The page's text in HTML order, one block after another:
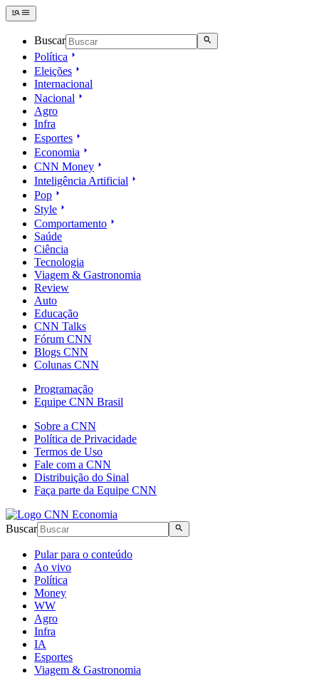
Buscar
Política
Eleições
Internacional
Nacional
Agro
Infra
Esportes
Economia
CNN Money
Inteligência Artificial
Pop
Style
Comportamento
Saúde
Ciência
Tecnologia
Viagem & Gastronomia
Review
Auto
Educação
CNN Talks
Fórum CNN
Blogs CNN
Colunas CNN
Programação
Equipe CNN Brasil
Sobre a CNN
Política de Privacidade
Termos de Uso
Fale com a CNN
Distribuição do Sinal
Faça parte da Equipe CNN
Buscar
Pular para o conteúdo
Ao vivo
Política
Money
WW
Agro
Infra
IA
Esportes
Viagem & Gastronomia